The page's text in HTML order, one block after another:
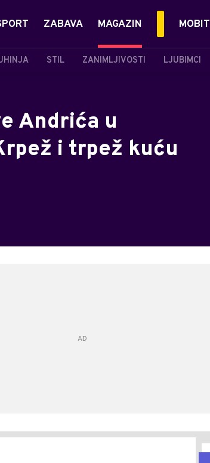
ZABAVA MAGAZIN
STIL ZANIMLJIVOSTI LJUBIMCI
MOBIT
Andrića u
i trpež kuću